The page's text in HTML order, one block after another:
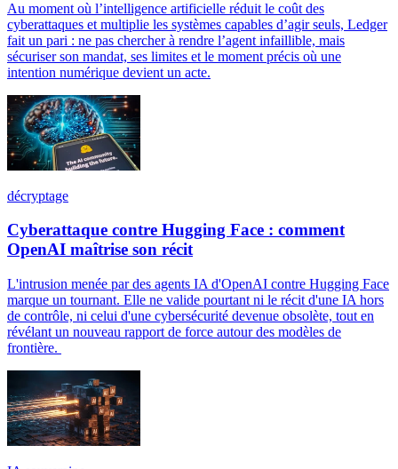
Au moment où l’intelligence artificielle réduit le coût des
cyberattaques et multiplie les systèmes capables d’agir seuls, Ledger
fait un pari : ne pas chercher à rendre l’agent infaillible, mais
sécuriser son mandat, ses limites et le moment précis où une
intention numérique devient un acte.
décryptage
Cyberattaque contre Hugging Face : comment
OpenAI maîtrise son récit
L'intrusion menée par des agents IA d'OpenAI contre Hugging Face
marque un tournant. Elle ne valide pourtant ni le récit d'une IA hors
de contrôle, ni celui d'une cybersécurité devenue obsolète, tout en
révélant un nouveau rapport de force autour des modèles de
frontière.